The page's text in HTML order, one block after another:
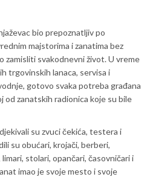
bio prepoznatljiv po
majstorima i zanatima bez
zamisliti svakodnevni život. U vreme
trgovinskih lanaca, servisa i
gotovo svaka potreba građana
od zanatskih radionica koje su bile
su zvuci čekića, testera i
su obućari, krojači, berberi,
limari, stolari, opančari, časovničari i
imao je svoje mesto i svoje